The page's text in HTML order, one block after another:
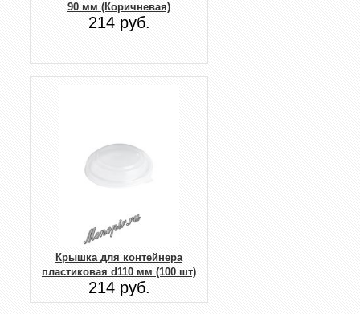
90 мм (Коричневая)
214 руб.
Крышка для контейнера
пластиковая d110 мм (100 шт)
214 руб.